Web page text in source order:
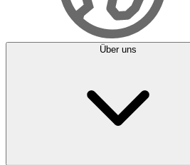
Über uns